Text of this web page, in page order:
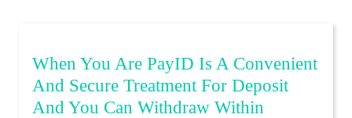
When You Are PayID Is A Convenient
And Secure Treatment For Deposit
And You Can Withdraw Within